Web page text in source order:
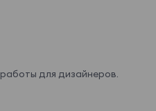
работы для дизайнеров.